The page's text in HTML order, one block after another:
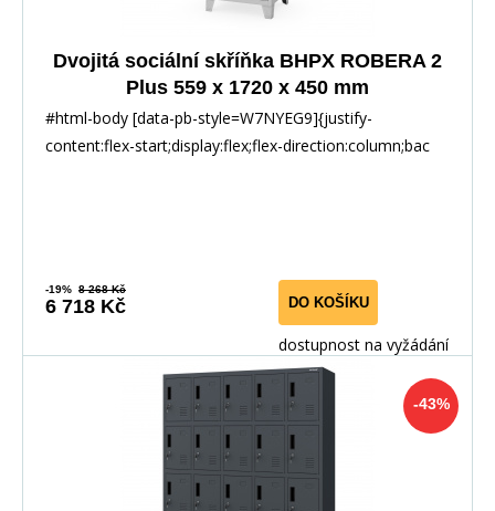
Dvojitá sociální skříňka BHPX ROBERA 2
Plus 559 x 1720 x 450 mm
#html-body [data-pb-style=W7NYEG9]{justify-
content:flex-start;display:flex;flex-direction:column;bac
-19% 8 268 Kč
6 718 Kč DO KOŠÍKU
dostupnost na vyžádání
-43%